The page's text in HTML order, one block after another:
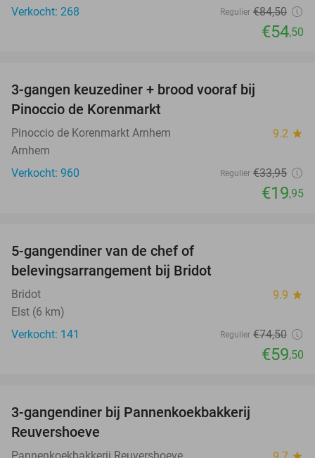
Verkocht: 268
Regulier €84,50
€54,50
3-gangen keuzediner + brood vooraf bij
Pinoccio de Korenmarkt
Pinoccio de Korenmarkt Arnhem 9.2 star
Arnhem
Verkocht: 960
Regulier €33,95
€19,95
5-gangendiner van de chef of
belevingsarrangement bij Bridot
Bridot 9.9 star
Elst (6 km)
Verkocht: 141
Regulier €74,50
€59,50
3-gangendiner bij Pannenkoekbakkerij
Reuvershoeve